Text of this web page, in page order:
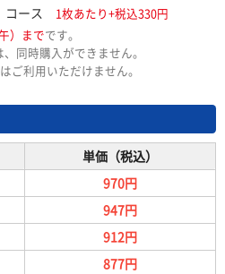
コース
1枚あたり+税込330円
）までです。
同時購入ができません。
ご利用いただけません。
単価（税込）
970円
947円
912円
877円